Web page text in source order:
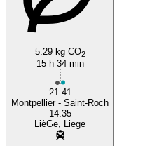
5.29 kg CO2
15 h 34 min
21:41
Montpellier - Saint-Roch
14:35
LièGe, Liege